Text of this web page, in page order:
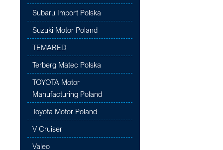
Subaru Import Polska
Suzuki Motor Poland
TEMARED
Terberg Matec Polska
TOYOTA Motor
Manufacturing Poland
Toyota Motor Poland
V Cruiser
Valeo